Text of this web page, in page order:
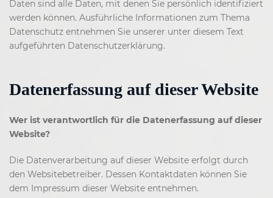
Daten sind alle Daten, mit denen Sie persönlich identifiziert
werden können. Ausführliche Informationen zum Thema
Datenschutz entnehmen Sie unserer unter diesem Text
aufgeführten Datenschutzerklärung.
Datenerfassung auf dieser Website
Wer ist verantwortlich für die Datenerfassung auf dieser
Website?
Die Datenverarbeitung auf dieser Website erfolgt durch
den Websitebetreiber. Dessen Kontaktdaten können Sie
dem Impressum dieser Website entnehmen.